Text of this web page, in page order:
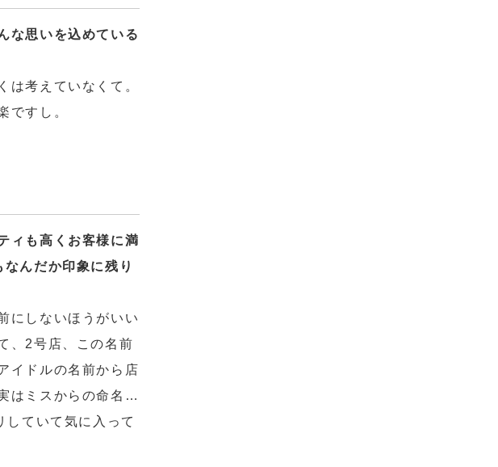
な思いを込めている
は考えていなくて。
ですし。
ィも高くお客様に満
んだか印象に残り
にしないほうがいい
、2号店、この名前
イドルの名前から店
はミスからの命名…
ていて気に入って